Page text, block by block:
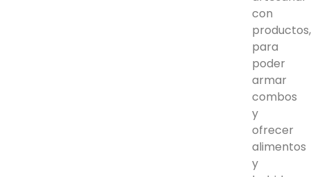
con
productos,
para
poder
armar
combos
y
ofrecer
alimentos
y